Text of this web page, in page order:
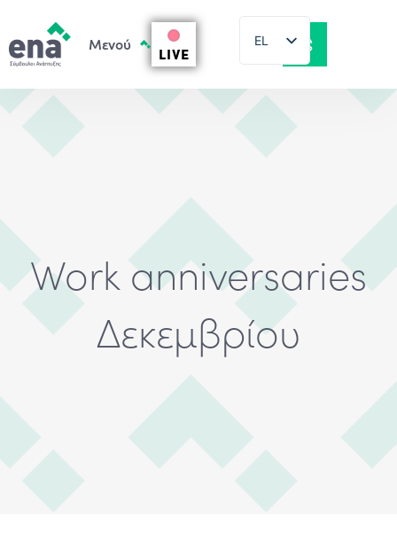
LIVE
EL
EN
Work anniversaries
Δεκεμβρίου